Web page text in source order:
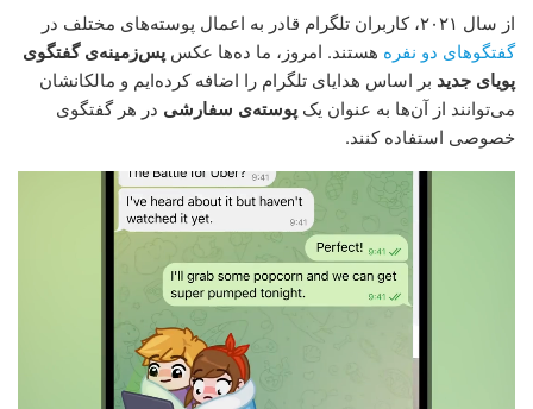
از سال ۲۰۲۱، کاربران تلگرام قادر به اعمال پوسته‌های مختلف در
گفتگوهای دو نفره هستند. امروز، ما ده‌ها عکس پس‌زمینه‌ی گفتگوی
پویای جدید بر اساس هدایای تلگرام را اضافه کرده‌ایم و مالکانشان
می‌توانند از آن‌ها به عنوان یک پوسته‌ی سفارشی در هر گفتگوی
خصوصی استفاده کنند.